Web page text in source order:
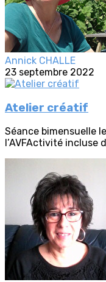
Annick CHALLE
23 septembre 2022
Atelier créatif
Séance bimensuelle
l’AVFActivité incluse